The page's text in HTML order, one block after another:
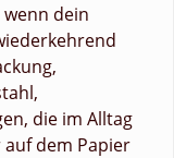
dein
die im Alltag
dem Papier